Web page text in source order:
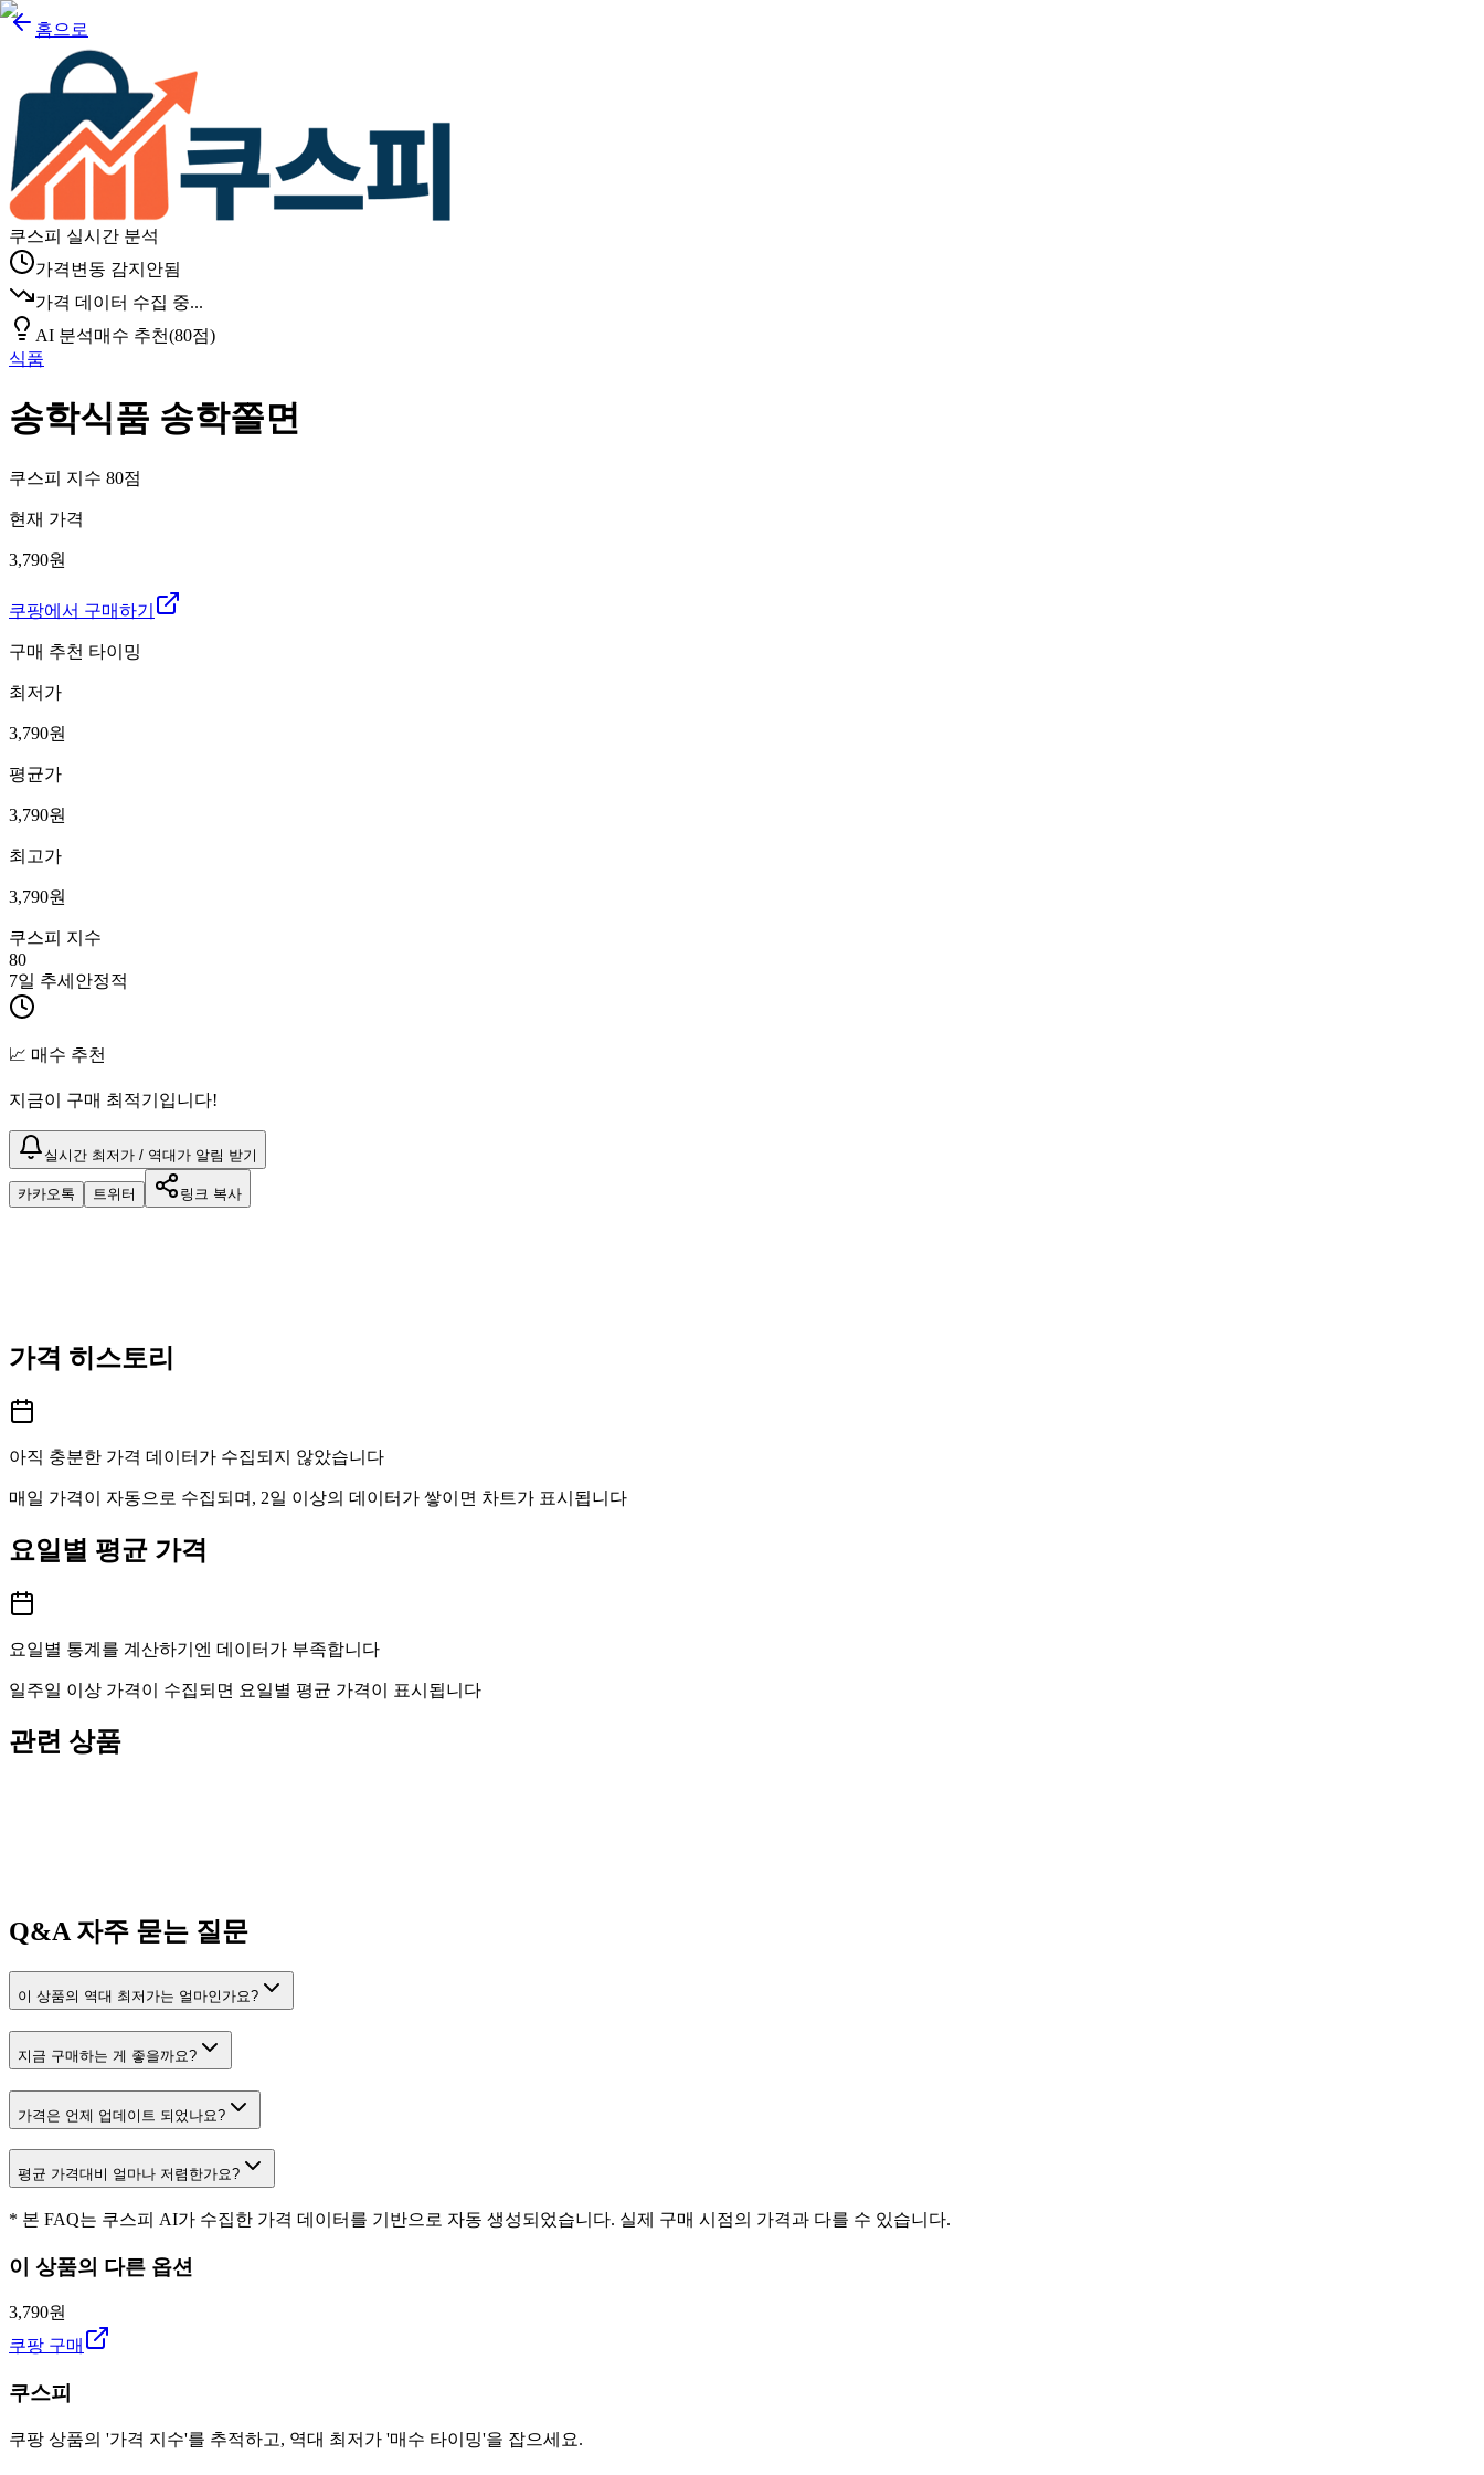
홈으로
쿠스피 실시간 분석
가격변동 감지안됨
가격 데이터 수집 중...
AI 분석매수 추천(80점)
식품
송학식품 송학쫄면
쿠스피 지수 80점
현재 가격
3,790원
쿠팡에서 구매하기
구매 추천 타이밍
최저가
3,790원
평균가
3,790원
최고가
3,790원
쿠스피 지수
80
7일 추세 안정적
📈 매수 추천
지금이 구매 최적기입니다!
실시간 최저가 / 역대가 알림 받기
카카오톡 트위터 링크 복사
가격 히스토리
아직 충분한 가격 데이터가 수집되지 않았습니다
매일 가격이 자동으로 수집되며, 2일 이상의 데이터가 쌓이면 차트가 표시됩니다
요일별 평균 가격
요일별 통계를 계산하기엔 데이터가 부족합니다
일주일 이상 가격이 수집되면 요일별 평균 가격이 표시됩니다
관련 상품
Q&A자주 묻는 질문
이 상품의 역대 최저가는 얼마인가요?
지금 구매하는 게 좋을까요?
가격은 언제 업데이트 되었나요?
평균 가격대비 얼마나 저렴한가요?
* 본 FAQ는 쿠스피 AI가 수집한 가격 데이터를 기반으로 자동 생성되었습니다. 실제 구매 시점의 가격과 다를 수 있습니다.
이 상품의 다른 옵션
3,790원
쿠팡 구매
쿠스피
쿠팡 상품의 '가격 지수'를 추적하고, 역대 최저가 '매수 타이밍'을 잡으세요.